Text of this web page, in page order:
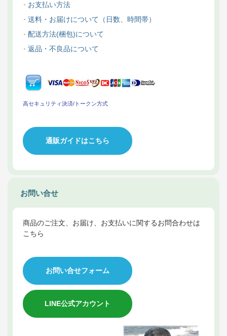
お支払い方法
送料・お届けについて（日数、時間帯）
配送方法(梱包)について
返品・不良品について
高セキュリティ決済/トークン方式
通販ガイドはこちら
お問い合せ
商品のご注文、お届け、お支払いに関するお問合わせは
こちら
お問い合せフォーム
LINE公式アカウント